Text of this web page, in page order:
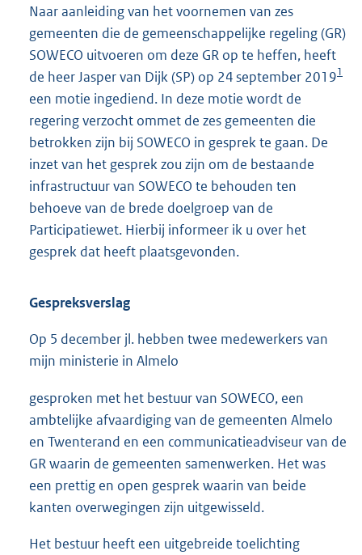
Naar aanleiding van het voornemen van zes
gemeenten die de gemeenschappelijke regeling (GR)
SOWECO uitvoeren om deze GR op te heffen, heeft
de heer Jasper van Dijk (SP) op 24 september 20191
een motie ingediend. In deze motie wordt de
regering verzocht ommet de zes gemeenten die
betrokken zijn bij SOWECO in gesprek te gaan. De
inzet van het gesprek zou zijn om de bestaande
infrastructuur van SOWECO te behouden ten
behoeve van de brede doelgroep van de
Participatiewet. Hierbij informeer ik u over het
gesprek dat heeft plaatsgevonden.
Gespreksverslag
Op 5 december jl. hebben twee medewerkers van
mijn ministerie in Almelo
gesproken met het bestuur van SOWECO, een
ambtelijke afvaardiging van de gemeenten Almelo
en Twenterand en een communicatieadviseur van de
GR waarin de gemeenten samenwerken. Het was
een prettig en open gesprek waarin van beide
kanten overwegingen zijn uitgewisseld.
Het bestuur heeft een uitgebreide toelichting